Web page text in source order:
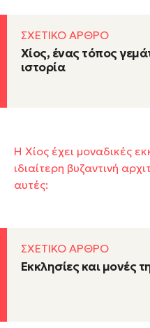
ΣΧΕΤΙΚΟ ΑΡΘΡΟ
Χίος, ένας τόπος
ιστορία
Η Χίος έχει μοναδικές
ιδιαίτερη βυζαντινή
αυτές:
ΣΧΕΤΙΚΟ ΑΡΘΡΟ
Εκκλησίες και μονές